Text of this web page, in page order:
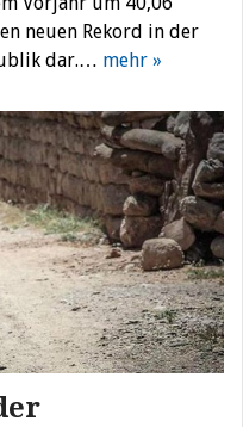
neuen Rekord in der
dar.… mehr »